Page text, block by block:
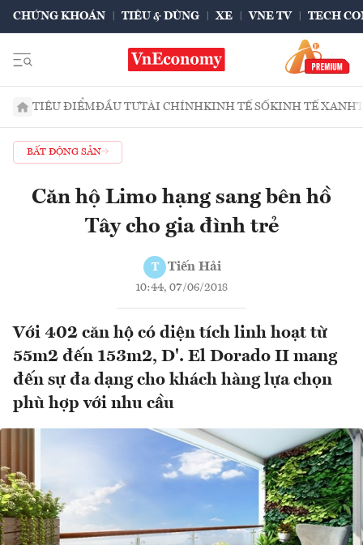
CHỨNG KHOÁN TIÊU & DÙNG XE VNE TV TECH
TIÊU ĐIỂMĐẦU TƯTÀI CHÍNHKINH TẾ SỐKINH TẾ XANH
BẤT ĐỘNG SẢN
Căn hộ Limo hạng sang bên hồ
Tây cho gia đình trẻ
T Tiến Hải
10:44, 07/06/2018
Với 402 căn hộ có diện tích linh hoạt từ
55m2 đến 153m2, D'. El Dorado II mang
đến sự đa dạng cho khách hàng lựa chọn
phù hợp với nhu cầu